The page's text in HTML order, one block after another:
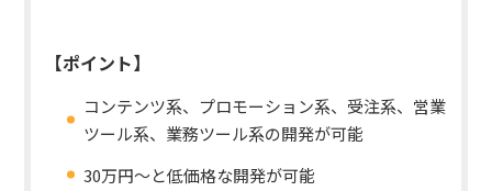
【ポイント】
コンテンツ系、プロモーション系、受注系、営業
ツール系、業務ツール系の開発が可能
30万円〜と低価格な開発が可能